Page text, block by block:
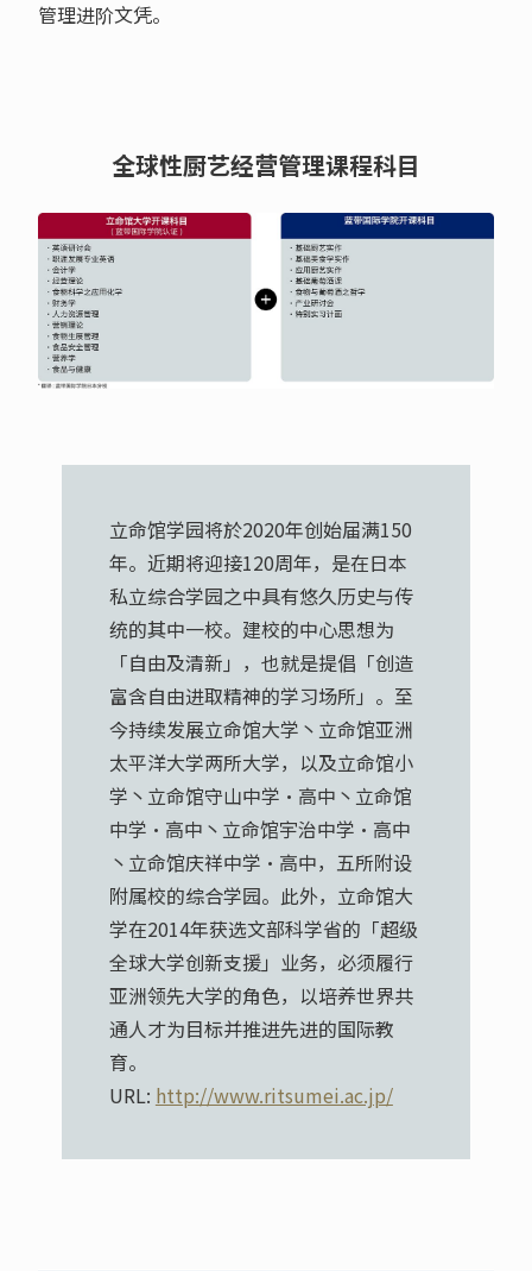
管理进阶文凭。
全球性厨艺经营管理课程科目
立命馆学园将於2020年创始届满150
年。近期将迎接120周年，是在日本
私立综合学园之中具有悠久历史与传
统的其中一校。建校的中心思想为
「自由及清新」，也就是提倡「创造
富含自由进取精神的学习场所」。至
今持续发展立命馆大学丶立命馆亚洲
太平洋大学两所大学，以及立命馆小
学丶立命馆守山中学·高中丶立命馆
中学·高中丶立命馆宇治中学·高中
丶立命馆庆祥中学·高中，五所附设
附属校的综合学园。此外，立命馆大
学在2014年获选文部科学省的「超级
全球大学创新支援」业务，必须履行
亚洲领先大学的角色，以培养世界共
通人才为目标并推进先进的国际教
育。
URL: http://www.ritsumei.ac.jp/